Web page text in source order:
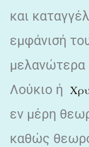
και
εμφάνισή
Λούκιο ή
εν μέρη
καθώς